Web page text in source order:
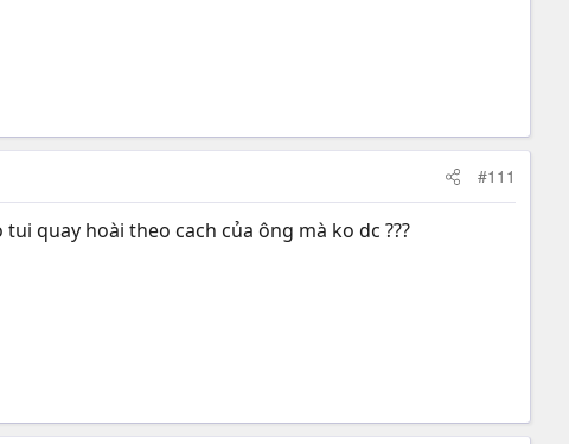
#111
quay hoài theo cach của ông mà ko dc ???